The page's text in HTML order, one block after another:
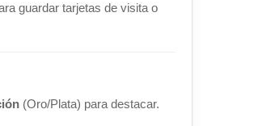
guardar tarjetas de visita o
(Oro/Plata) para destacar.